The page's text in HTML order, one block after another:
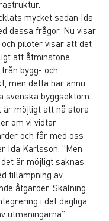
mycket sedan Ida
dessa frågor. Nu visar
piloter visar att det
att åtminstone
bygg- och
men detta har ännu
svenska byggsektorn.
är möjligt att nå stora
om vi vidtar
och får med oss
Ida Karlsson. ”Men
är möjligt saknas
tillämpning av
åtgärder. Skalning
i det dagliga
utmaningarna”.